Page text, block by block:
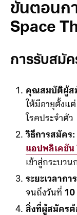
อวกาศให้เป็นจริง
ขั้นตอนก
Space
การรับสมั
คุณสมบัติผู้สมั
ให้มีอายุตั้งแต่
โรคประจำตัว
วิธีการสมัคร:
แอปพลิเคชัน
เข้าสู่กระบว
ระยะเวลาก